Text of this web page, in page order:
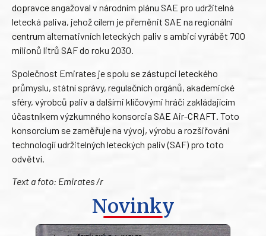
dopravce angažoval v národním plánu SAE pro udržitelná
letecká paliva, jehož cílem je přeměnit SAE na regionální
centrum alternativních leteckých paliv s ambicí vyrábět 700
milionů litrů SAF do roku 2030.
Společnost Emirates je spolu se zástupci leteckého
průmyslu, státní správy, regulačních orgánů, akademické
sféry, výrobců paliv a dalšími klíčovými hráči zakládajícím
účastníkem výzkumného konsorcia SAE Air-CRAFT. Toto
konsorcium se zaměřuje na vývoj, výrobu a rozšiřování
technologií udržitelných leteckých paliv (SAF) pro toto
odvětví.
Text a foto: Emirates /r
Novinky